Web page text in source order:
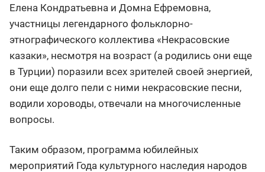
Елена Кондратьевна и Домна Ефремовна,
участницы легендарного фольклорно-
этнографического коллектива «Некрасовские
казаки», несмотря на возраст (а родились они еще
в Турции) поразили всех зрителей своей энергией,
они еще долго пели с ними некрасовские песни,
водили хороводы, отвечали на многочисленные
вопросы.
Таким образом, программа юбилейных
мероприятий Года культурного наследия народов